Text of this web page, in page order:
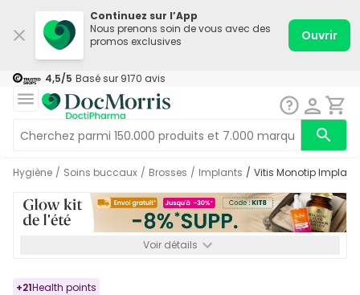
Continuez sur l’App
Nous prenons soin de vous avec des
promos exclusives
Ouvrir
4,5/5 Basé sur 9170 avis
Hygiène / Soins buccaux / Brosses / Implants / Vitis Monotip Implant
Voir détails
+21Health points